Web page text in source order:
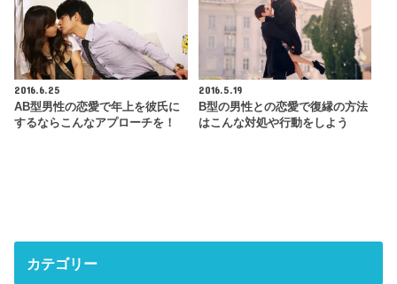
2016.6.25
AB型男性の恋愛で年上を彼氏に
するならこんなアプローチを！
2016.5.19
B型の男性との恋愛で復縁の方法
はこんな対処や行動をしよう
カテゴリー